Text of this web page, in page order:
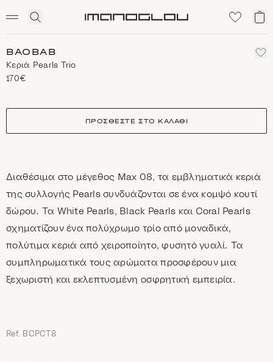
Click
search
Το
BAOBAB
Κεριά Pearls Trio
170€
size
ΠΡΟΣΘΈΣΤΕ ΣΤΟ ΚΑΛΆΘΙ
Διαθέσιμα στο μέγεθος Max 08, τα εμβληματικά κεριά
της συλλογής Pearls συνδυάζονται σε ένα κομψό κουτί
δώρου. Τα White Pearls, Black Pearls και Coral Pearls
σχηματίζουν ένα πολύχρωμο τρίο από μοναδικά,
πολύτιμα κεριά από χειροποίητο, φυσητό γυαλί. Τα
συμπληρωματικά τους αρώματα προσφέρουν μια
ξεχωριστή και εκλεπτυσμένη οσφρητική εμπειρία.
Ref. BCPCT8